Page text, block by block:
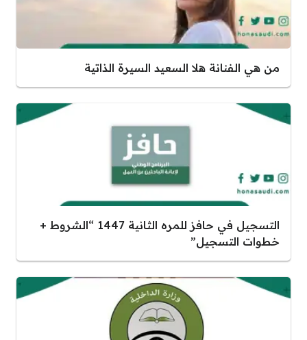
من هي الفنانة هلا السعيد السيرة الذاتية
التسجيل في حافز للمره الثانية 1447 “الشروط +
خطوات التسجيل”